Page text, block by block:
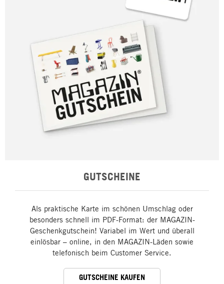
GUTSCHEINE
Als praktische Karte im schönen Umschlag oder
besonders schnell im PDF-Format: der MAGAZIN-
Geschenkgutschein! Variabel im Wert und überall
einlösbar – online, in den MAGAZIN-Läden sowie
telefonisch beim Customer Service.
GUTSCHEINE KAUFEN